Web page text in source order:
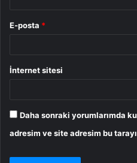
E-posta *
İnternet sitesi
Daha sonraki yorumlarımda
adresim ve site adresim bu